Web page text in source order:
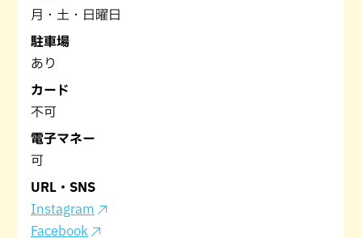
月・土・日曜日
駐車場
あり
カード
不可
電子マネー
可
URL・SNS
Instagram
Facebook